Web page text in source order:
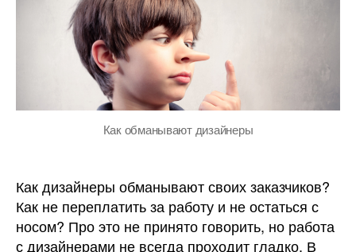
8
самых
популярных
способов
обмана
Как обманывают дизайнеры
Как дизайнеры обманывают своих заказчиков?
Как не переплатить за работу и не остаться с
носом? Про это не принято говорить, но работа
с дизайнерами не всегда проходит гладко. В